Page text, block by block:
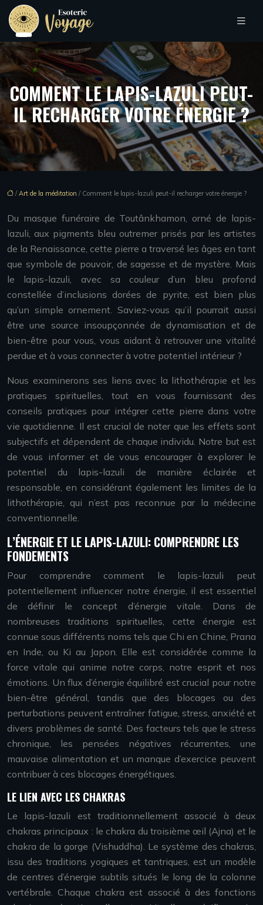
COMMENT LE LAPIS-LAZULI PEUT-
IL RECHARGER VOTRE ÉNERGIE ?
/Art de la méditation / Comment le lapis-lazuli peut-il recharger votre énergie ?
Du masque funéraire de Toutânkhamon, orné de lapis-
lazuli, aux pigments bleu outremer prisés par les artistes
de la Renaissance, cette pierre a traversé les âges en tant
que symbole de pouvoir, de sagesse et de mystère. Mais
le lapis-lazuli, avec sa couleur d’un bleu profond
constellée d’inclusions dorées de pyrite, est bien plus
qu’un simple ornement. Saviez-vous qu’il pourrait aussi
être une source insoupçonnée de dynamisation et de
bien-être pour vous, vous aidant à retrouver une vitalité
perdue et à vous connecter à votre potentiel intérieur ?
Nous examinerons ses liens avec la lithothérapie et les
pratiques spirituelles, tout en vous fournissant des
conseils pratiques pour intégrer cette pierre dans votre
vie quotidienne. Il est crucial de noter que les effets sont
subjectifs et dépendent de chaque individu. Notre but est
de vous informer et de vous encourager à explorer le
potentiel du lapis-lazuli de manière éclairée et
responsable, en considérant également les limites de la
lithothérapie, qui n’est pas reconnue par la médecine
conventionnelle.
L’ÉNERGIE ET LE LAPIS-LAZULI: COMPRENDRE LES
FONDEMENTS
Pour comprendre comment le lapis-lazuli peut
potentiellement influencer notre énergie, il est essentiel
de définir le concept d’énergie vitale. Dans de
nombreuses traditions spirituelles, cette énergie est
connue sous différents noms tels que Chi en Chine, Prana
en Inde, ou Ki au Japon. Elle est considérée comme la
force vitale qui anime notre corps, notre esprit et nos
émotions. Un flux d’énergie équilibré est crucial pour notre
bien-être général, tandis que des blocages ou des
perturbations peuvent entraîner fatigue, stress, anxiété et
divers problèmes de santé. Des facteurs tels que le stress
chronique, les pensées négatives récurrentes, une
mauvaise alimentation et un manque d’exercice peuvent
contribuer à ces blocages énergétiques.
LE LIEN AVEC LES CHAKRAS
Le lapis-lazuli est traditionnellement associé à deux
chakras principaux : le chakra du troisième œil (Ajna) et le
chakra de la gorge (Vishuddha). Le système des chakras,
issu des traditions yogiques et tantriques, est un modèle
de centres d’énergie subtils situés le long de la colonne
vertébrale. Chaque chakra est associé à des fonctions